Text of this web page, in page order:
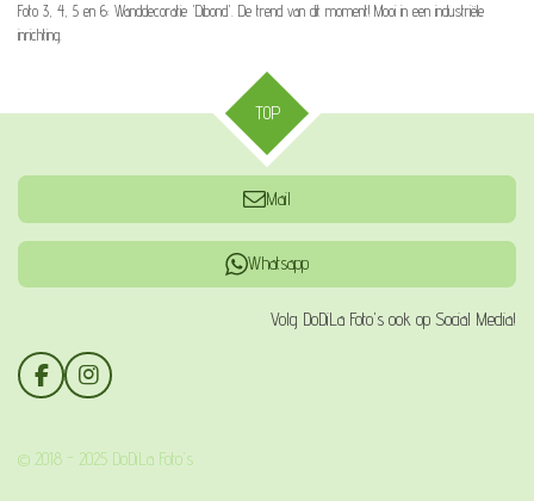
Foto 3, 4, 5 en 6: Wanddecoratie 'Dibond'. De trend van dit moment! Mooi in een industriële
inrichting.
TOP
Mail
Whatsapp
Volg DoDiLa Foto's ook op Social Media!
F
a
e
b
I
n
t
a
© 2018 - 2025 DoDiLa Foto's